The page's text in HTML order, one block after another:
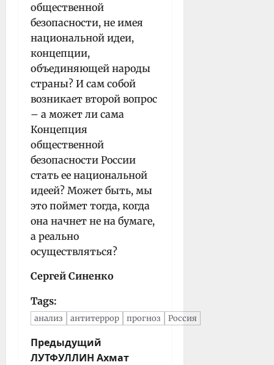
общественной
безопасности, не имея
национальной идеи,
концепции,
объединяющей народы
страны? И сам собой
возникает второй вопрос
– а может ли сама
Концепция
общественной
безопасности России
стать ее национальной
идеей? Может быть, мы
это поймет тогда, когда
она начнет не на бумаге,
а реально
осуществляться?
Сергей Синенко
Tags:
анализ антитеррор прогноз Россия
Н
а
Предыдущий
ЛУТФУЛЛИН Ахмат